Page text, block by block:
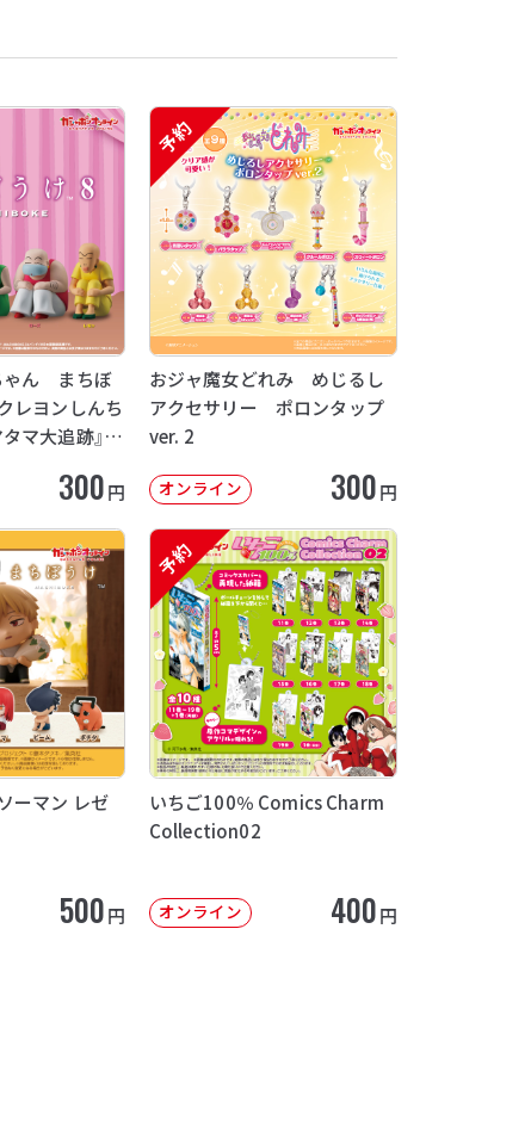
ゃん まちぼ
レヨンしんち
マ大追跡』
300円
予約
おジャ魔女どれみ めじるし
アクセサリー ポロンタップ
ver. 2
オンライン 300円
ーマン レゼ
500円
予約
いちご100％ Comics Charm
Collection02
オンライン 400円